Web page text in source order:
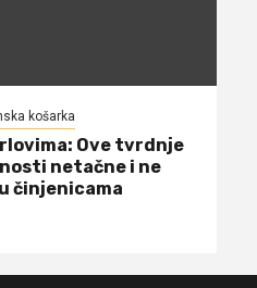
košarka
​Ove tvrdnje
netačne i ne
činjenicama